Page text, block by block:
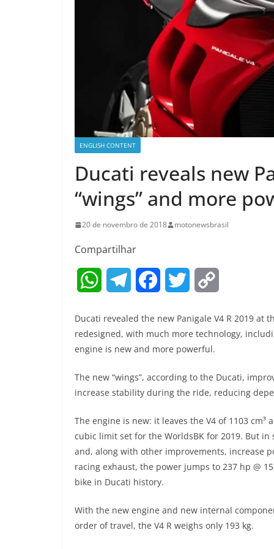
ENGLISH CONTENT
Ducati reveals new
“wings” and more
20 de novembro de 2018 motonewsbrasil
Compartilhar
W
a
t
s
p
p
l
e
g
a
m
c
e
b
o
k
i
t
t
r
p
L
n
k
Ducati revealed the new Panigale V4 R 2019 at
redesigned, with much more technology,
engine is new and more powerful.
The new “wings”, according to the Ducati,
increase stability during the ride, reducing
The engine is new: it leaves the V4 of 1103
cubic limit set for the WorldsBK for 2019. But
and, along with other improvements, increase
racing exhaust, the power jumps to 237 hp @
bike in Ducati history.
With the new engine and new internal
order of travel, the V4 R weighs only 193 kg.